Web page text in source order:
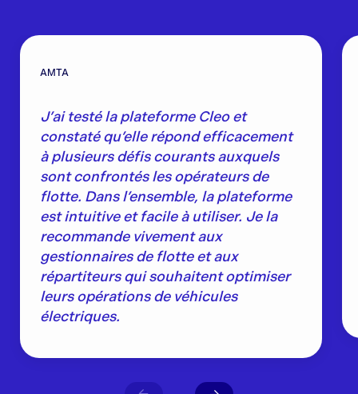
AMTA
J’ai testé la plateforme Cleo et
constaté qu’elle répond efficacement
à plusieurs défis courants auxquels
sont confrontés les opérateurs de
flotte. Dans l’ensemble, la plateforme
est intuitive et facile à utiliser. Je la
recommande vivement aux
gestionnaires de flotte et aux
répartiteurs qui souhaitent optimiser
leurs opérations de véhicules
électriques.